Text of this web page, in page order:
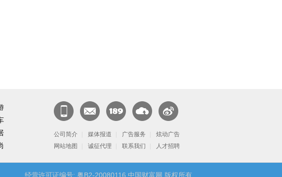
户端
箱
博
公司简介 媒体报道 广告服务
炫动广告
网站地图
诚征代理 联系我们 人才招聘
经营许可证编号: 粤B2-20080116 中国财富网 版权所有